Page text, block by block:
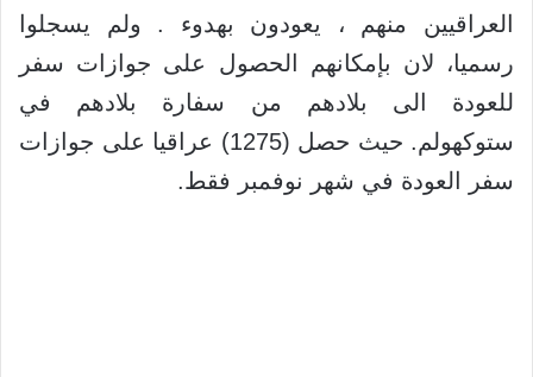
العراقيين منهم ، يعودون بهدوء . ولم يسجلوا
رسميا، لان بإمكانهم الحصول على جوازات سفر
للعودة الى بلادهم من سفارة بلادهم في
ستوكهولم. حيث حصل (1275) عراقيا على جوازات
سفر العودة في شهر نوفمبر فقط.